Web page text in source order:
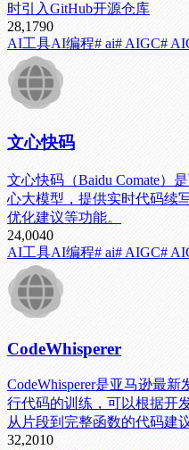
时引入GitHub开源仓库
28,1790
AI工具AI编程# ai# AIGC#
文心快码
文心快码（Baidu Comate）
心大模型，提供实时代码续
优化建议等功能。
24,0040
AI工具AI编程# ai# AIGC#
CodeWhisperer
CodeWhisperer是亚马逊最
行代码的训练，可以根据开
从片段到完整函数的代码建议
32,2010